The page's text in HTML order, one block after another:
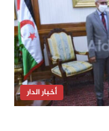
أخبار الدار